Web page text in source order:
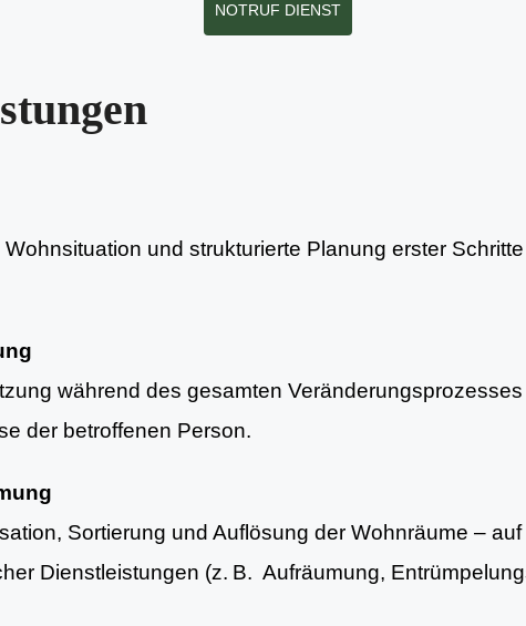
NOTRUF DIENST
und strukturierte Planung erster
während des gesamten
der betroffenen Person.
Sortierung und Auflösung der Wohnräume –
Dienstleistungen (z. B. Aufräumung,